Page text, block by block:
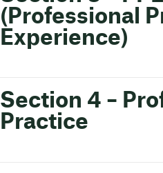
(Professional
Experience)
Section 4 –
Practice